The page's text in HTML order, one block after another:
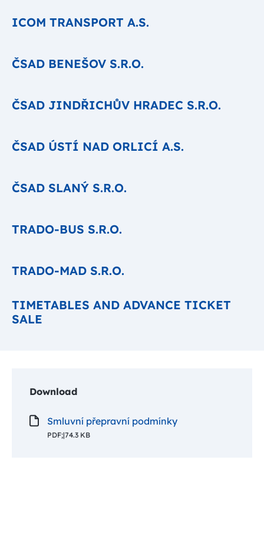
ICOM TRANSPORT A.S.
ČSAD BENEŠOV S.R.O.
ČSAD JINDŘICHŮV HRADEC S.R.O.
ČSAD ÚSTÍ NAD ORLICÍ A.S.
ČSAD SLANÝ S.R.O.
TRADO-BUS S.R.O.
TRADO-MAD S.R.O.
TIMETABLES AND ADVANCE TICKET
SALE
Download
Smluvní přepravní podmínky
PDF;|74.3 KB